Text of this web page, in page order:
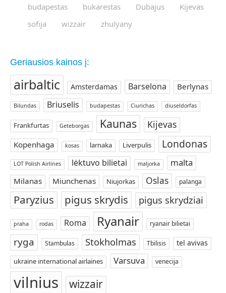
budapestas
bukarestas Dubajus
Kijevas
sofija
wizzair zhulyany
Geriausios kainos į:
airbaltic Amsterdamas Barselona Berlynas
Bilundas Briuselis budapestas Ciurichas diuseldorfas
Frankfurtas Geteborgas Kaunas Kijevas
Kopenhaga kosas larnaka Liverpulis Londonas
LOT Polish Airlines lėktuvo bilietai maljorka malta
Milanas Miunchenas Niujorkas Oslas palanga
Paryzius pigus skrydis pigus skrydziai
praha rodas Roma Ryanair ryanair bilietai
ryga Stambulas Stokholmas Tbilisis tel avivas
ukraine international airlaines Varsuva venecija
vilnius wizzair